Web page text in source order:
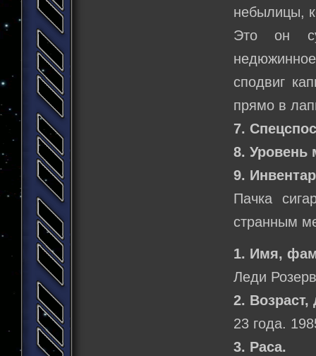
небылицы,
Это он
сподвиг
прямо в
7.
8. Уровень
9.
Пачка
странным
1. Имя,
Леди
2. Возраст,
23 года.
3. Раса.